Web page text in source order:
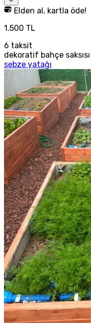
Elden al, kartla öde!
1.500 TL
6 taksit
dekoratif bahçe saksısı
sebze yatağı